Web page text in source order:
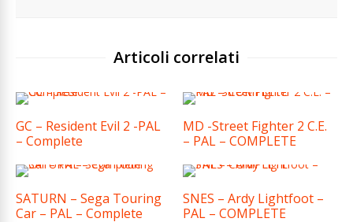
Articoli correlati
GC – Resident Evil 2 -PAL
– Complete
MD -Street Fighter 2 C.E.
– PAL – COMPLETE
SATURN – Sega Touring
Car – PAL – Complete
SNES – Ardy Lightfoot –
PAL – COMPLETE